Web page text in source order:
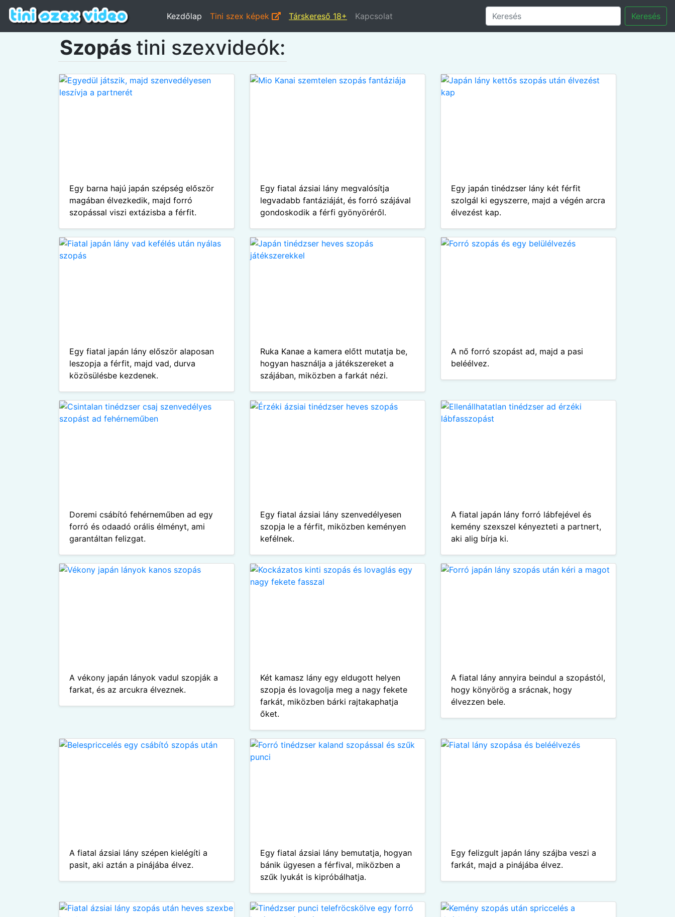
Kezdőlap Tini szex képek Társkereső 18+ Kapcsolat Keresés
Szopás tini szexvideók:
Egy barna hajú japán szépség először
magában élvezkedik, majd forró
szopással viszi extázisba a férfit.
Egy fiatal ázsiai lány megvalósítja
legvadabb fantáziáját, és forró szájával
gondoskodik a férfi gyönyöréről.
Egy japán tinédzser lány két férfit
szolgál ki egyszerre, majd a végén arcra
élvezést kap.
Egy fiatal japán lány először alaposan
leszopja a férfit, majd vad, durva
közösülésbe kezdenek.
Ruka Kanae a kamera előtt mutatja be,
hogyan használja a játékszereket a
szájában, miközben a farkát nézi.
A nő forró szopást ad, majd a pasi
beléélvez.
Doremi csábító fehérneműben ad egy
forró és odaadó orális élményt, ami
garantáltan felizgat.
Egy fiatal ázsiai lány szenvedélyesen
szopja le a férfit, miközben keményen
kefélnek.
A fiatal japán lány forró lábfejével és
kemény szexszel kényezteti a partnert,
aki alig bírja ki.
A vékony japán lányok vadul szopják a
farkat, és az arcukra élveznek.
Két kamasz lány egy eldugott helyen
szopja és lovagolja meg a nagy fekete
farkát, miközben bárki rajtakaphatja
őket.
A fiatal lány annyira beindul a szopástól,
hogy könyörög a srácnak, hogy
élvezzen bele.
A fiatal ázsiai lány szépen kielégíti a
pasit, aki aztán a pinájába élvez.
Egy fiatal ázsiai lány bemutatja, hogyan
bánik ügyesen a férfival, miközben a
szűk lyukát is kipróbálhatja.
Egy felizgult japán lány szájba veszi a
farkát, majd a pinájába élvez.